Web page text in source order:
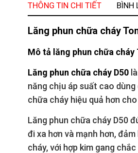
THÔNG TIN CHI TIẾT BÌNH
Lăng phun chữa cháy
Mô tả lăng phun chữa
Lăng phun chữa cháy D50
năng chịu áp suất cao
chữa cháy hiệu quả hơn
Lăng phun chữa cháy D50
đi xa hơn và mạnh hơn,
cháy, với hợp kim gang